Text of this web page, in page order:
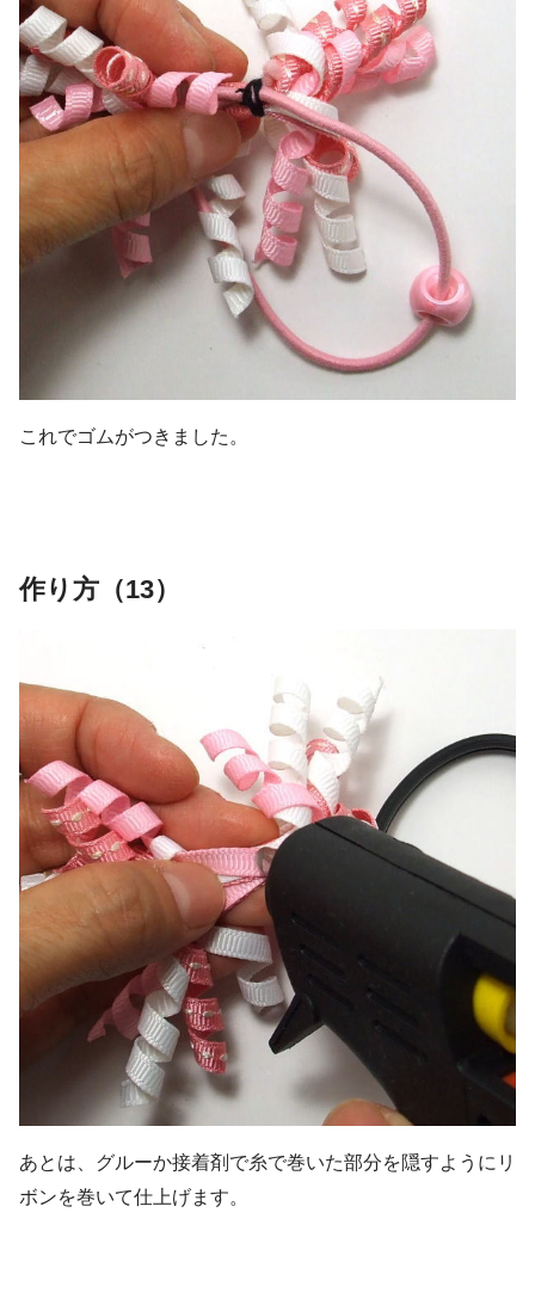
これでゴムがつきました。
作り方（13）
あとは、グルーか接着剤で糸で巻いた部分を隠すようにリ
ボンを巻いて仕上げます。